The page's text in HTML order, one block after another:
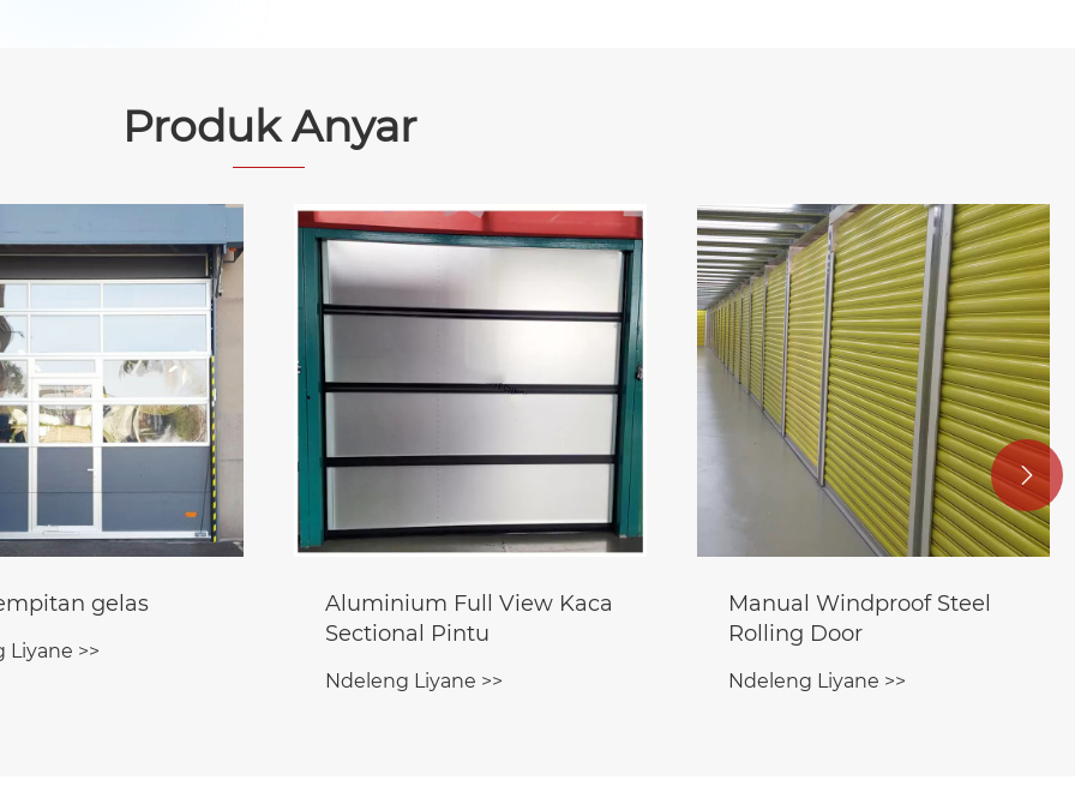
Produk Anyar
Aluminium Full View Kaca
Sectional Pintu
Ndeleng Liyane >>
Manual Windproof Steel
Rolling Door
Ndeleng Liyane >>
